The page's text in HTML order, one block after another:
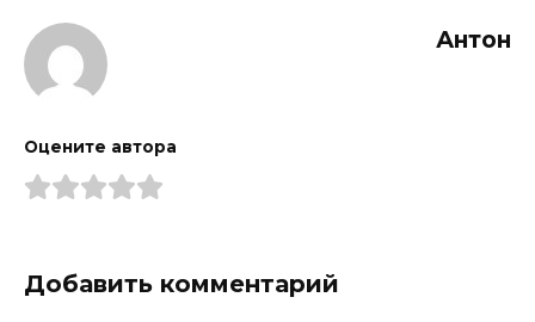
Антон
Оцените автора
Добавить комментарий